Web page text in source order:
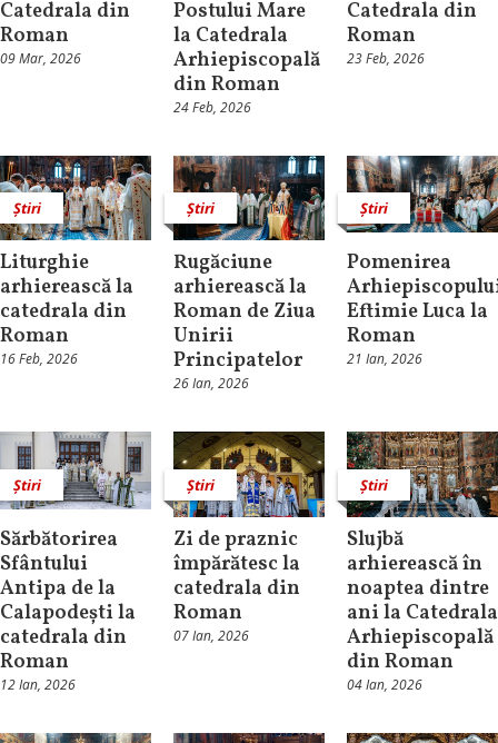
Catedrala din
Roman
09 Mar, 2026
Postului Mare
la Catedrala
Arhiepiscopală
din Roman
24 Feb, 2026
Catedrala din
Roman
23 Feb, 2026
Știri
Liturghie
arhierească la
catedrala din
Roman
16 Feb, 2026
Știri
Rugăciune
arhierească la
Roman de Ziua
Unirii
Principatelor
26 Ian, 2026
Știri
Pomenirea
Eftimie Luca la
Roman
21 Ian, 2026
Știri
Sărbătorirea
Sfântului
Antipa de la
Calapodești la
catedrala din
Roman
12 Ian, 2026
Știri
Zi de praznic
împărătesc la
catedrala din
Roman
07 Ian, 2026
Știri
Slujbă
arhierească în
noaptea dintre
ani la Catedrala
Arhiepiscopală
din Roman
04 Ian, 2026